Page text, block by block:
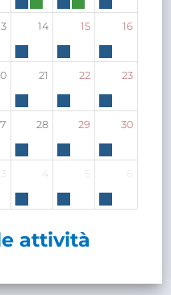
14 15 16
21 22 23
28 29 30
3 4 5 6
attività